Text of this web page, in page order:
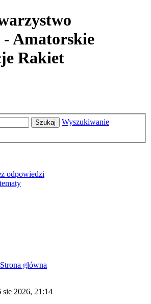
- Amatorskie
Rakiet
Szukaj
Wyszukiwanie
odpowiedzi
Strona główna
sie 2026, 21:14